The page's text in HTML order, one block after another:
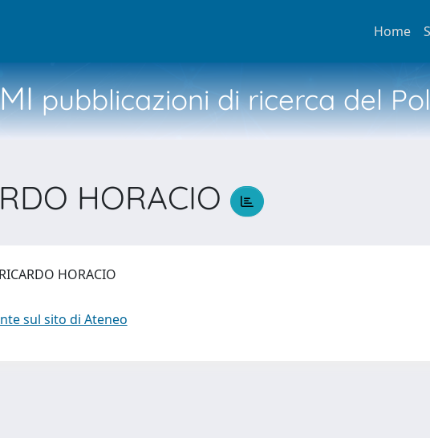
Home
pubblicazioni di ricerca del
HORACIO
HORACIO
sul sito di Ateneo